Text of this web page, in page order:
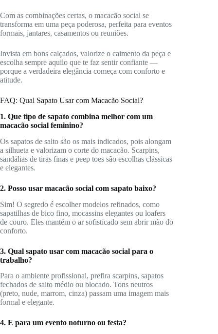
Com as combinações certas, o macacão social se
transforma em uma peça poderosa, perfeita para eventos
formais, jantares, casamentos ou reuniões.
Invista em bons calçados, valorize o caimento da peça e
escolha sempre aquilo que te faz sentir confiante —
porque a verdadeira elegância começa com conforto e
atitude.
FAQ: Qual Sapato Usar com Macacão Social?
1. Que tipo de sapato combina melhor com um
macacão social feminino?
Os sapatos de salto são os mais indicados, pois alongam
a silhueta e valorizam o corte do macacão. Scarpins,
sandálias de tiras finas e peep toes são escolhas clássicas
e elegantes.
2. Posso usar macacão social com sapato baixo?
Sim! O segredo é escolher modelos refinados, como
sapatilhas de bico fino, mocassins elegantes ou loafers
de couro. Eles mantêm o ar sofisticado sem abrir mão do
conforto.
3. Qual sapato usar com macacão social para o
trabalho?
Para o ambiente profissional, prefira scarpins, sapatos
fechados de salto médio ou blocado. Tons neutros
(preto, nude, marrom, cinza) passam uma imagem mais
formal e elegante.
4. E para um evento noturno ou festa?